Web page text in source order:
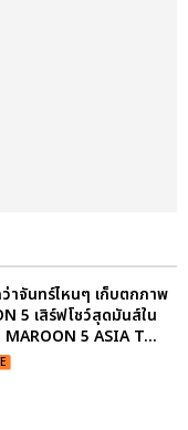
าจันทร์ไหนๆ เก็บตกภาพ
5 เสิร์ฟโชว์สุดมันส์ใน
5 ASIA T...